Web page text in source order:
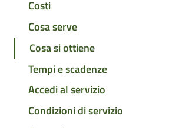
Costi
Cosa serve
Cosa si ottiene
Tempi e scadenze
Accedi al servizio
Condizioni di servizio